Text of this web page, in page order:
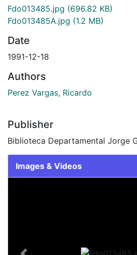
Fdo013485.jpg (696.82 KB)
Fdo013485A.jpg (1.2 MB)
Date
1991-12-18
Authors
Perez Vargas, Ricardo
Publisher
Biblioteca Departamental Jorge
Images & Videos